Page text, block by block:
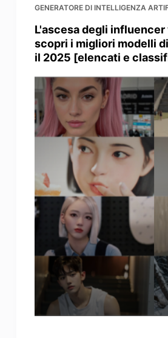
GENERATORE DI INTELLIGENZA
L'ascesa degli
scopri i migliori modelli
il 2025 [elencati e